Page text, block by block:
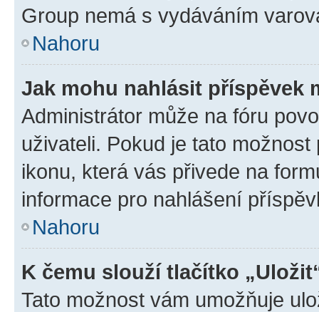
Group nemá s vydáváním
Nahoru
Jak mohu nahlásit příspěvek
Administrátor může na fóru
uživateli. Pokud je tato
ikonu, která vás přivede na
informace pro nahlášení
Nahoru
K čemu slouží tlačítko
Tato možnost vám umožňuje